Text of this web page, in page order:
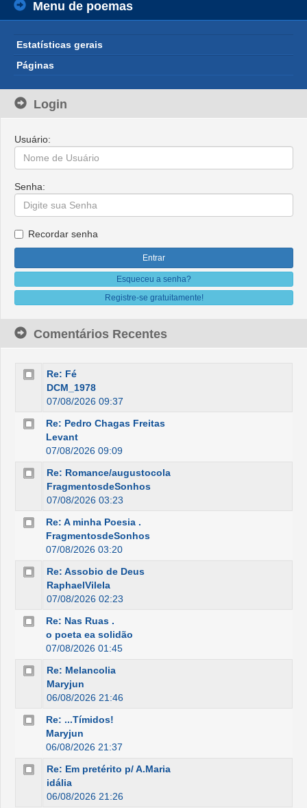
Menu de poemas
Estatísticas gerais
Páginas
Login
Usuário:
Senha:
Recordar senha
Esqueceu a senha?
Registre-se gratuitamente!
Comentários Recentes
Re: Fé
DCM_1978
07/08/2026 09:37
Re: Pedro Chagas Freitas
Levant
07/08/2026 09:09
Re: Romance/augustocola
FragmentosdeSonhos
07/08/2026 03:23
Re: A minha Poesia .
FragmentosdeSonhos
07/08/2026 03:20
Re: Assobio de Deus
RaphaelVilela
07/08/2026 02:23
Re: Nas Ruas .
o poeta ea solidão
07/08/2026 01:45
Re: Melancolia
Maryjun
06/08/2026 21:46
Re: ...Tímidos!
Maryjun
06/08/2026 21:37
Re: Em pretérito p/ A.Maria
idália
06/08/2026 21:26